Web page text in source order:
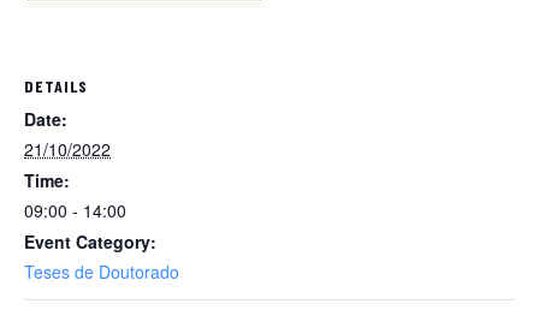
DETAILS
Date:
21/10/2022
Time:
09:00 - 14:00
Event Category:
Teses de Doutorado